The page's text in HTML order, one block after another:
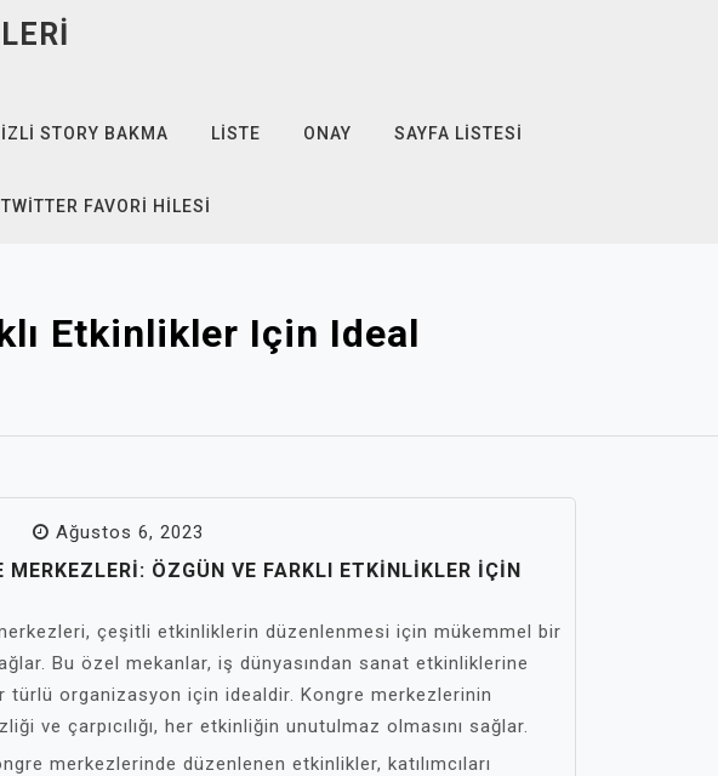
STORY BAKMA LISTE ONAY SAYFA LISTESI
FAVORI HILESI
Etkinlikler Için Ideal
Ağustos 6, 2023
MERKEZLERI: ÖZGÜN VE FARKLI ETKINLIKLER IÇIN
çeşitli etkinliklerin düzenlenmesi için mükemmel bir
Bu özel mekanlar, iş dünyasından sanat etkinliklerine
türlü organizasyon için idealdir. Kongre merkezlerinin
ve çarpıcılığı, her etkinliğin unutulmaz olmasını sağlar.
merkezlerinde düzenlenen etkinlikler, katılımcıları